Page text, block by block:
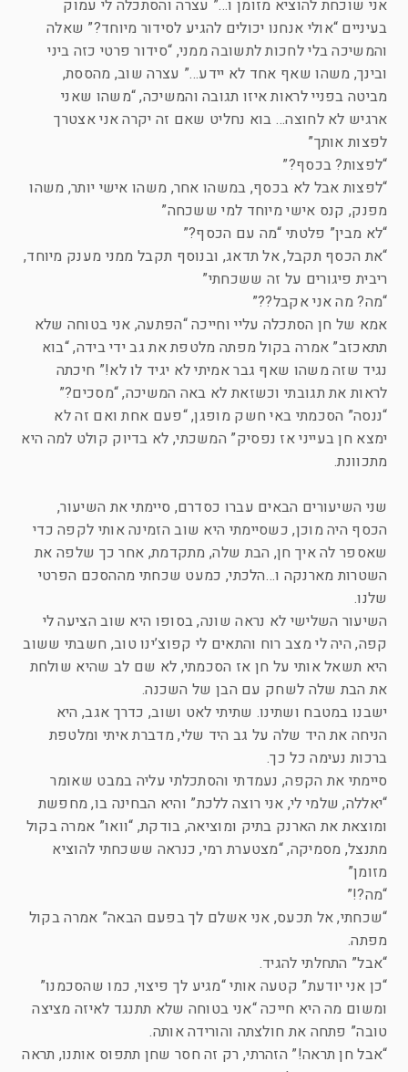
אני שוכחת להוציא מזומן ו…” עצרה והסתכלה לי עמוק
בעיניים “אולי אנחנו יכולים להגיע לסידור מיוחד?” שאלה
והמשיכה בלי לחכות לתשובה ממני, “סידור פרטי כזה ביני
ובינך, משהו שאף אחד לא יידע…” עצרה שוב, מהססת,
מביטה בפניי לראות איזו תגובה והמשיכה, “משהו שאני
ארגיש לא לחוצה… בוא נחליט שאם זה יקרה אני אצטרך
לפצות אותך”
“לפצות? בכסף?”
“לפצות אבל לא בכסף, במשהו אחר, משהו אישי יותר, משהו
מפנק, קנס אישי מיוחד למי ששכחה”
“לא מבין” פלטתי “מה עם הכסף?”
“את הכסף תקבל, אל תדאג, ובנוסף תקבל ממני מענק מיוחד,
ריבית פיגורים על זה ששכחתי”
“מה? מה אני אקבל??”
אמא של חן הסתכלה עליי וחייכה “הפתעה, אני בטוחה שלא
תתאכזב” אמרה בקול מפתה מלטפת את גב ידי בידה, “בוא
נגיד שזה משהו שאף גבר אמיתי לא יגיד לו לא!” חיכתה
לראות את תגובתי וכשזאת לא באה המשיכה, “מסכים?”
“ננסה” הסכמתי באי חשק מופגן, “פעם אחת ואם זה לא
ימצא חן בעייני אז נפסיק” המשכתי, לא בדיוק קולט למה היא
מתכוונת.
שני השיעורים הבאים עברו כסדרם, סיימתי את השיעור,
הכסף היה מוכן, כשסיימתי היא שוב הזמינה אותי לקפה כדי
שאספר לה איך חן, הבת שלה, מתקדמת, אחר כך שלפה את
השטרות מארנקה ו…הלכתי, כמעט שכחתי מההסכם הפרטי
שלנו.
השיעור השלישי לא נראה שונה, בסופו היא שוב הציעה לי
קפה, היה לי מצב רוח והתאים לי קפוצ’ינו טוב, חשבתי ששוב
היא תשאל אותי על חן אז הסכמתי, לא שם לב שהיא שולחת
את הבת שלה לשחק עם הבן של השכנה.
ישבנו במטבח ושתינו. שתיתי לאט ושוב, כדרך אגב, היא
הניחה את היד שלה על גב היד שלי, מדברת איתי ומלטפת
ברכות נעימה כל כך.
סיימתי את הקפה, נעמדתי והסתכלתי עליה במבט שאומר
“יאללה, שלמי לי, אני רוצה ללכת” והיא הבחינה בו, מחפשת
ומוצאת את הארנק בתיק ומוציאה, בודקת, “וואו” אמרה בקול
מתנצל, מסמיקה, “מצטערת רמי, כנראה ששכחתי להוציא
מזומן”
“מה?!”
“שכחתי, אל תכעס, אני אשלם לך בפעם הבאה” אמרה בקול
מפתה.
“אבל” התחלתי להגיד.
“כן אני יודעת” קטעה אותי “מגיע לך פיצוי, כמו שהסכמנו”
ומשום מה היא חייכה “אני בטוחה שלא תתנגד לאיזה מציצה
טובה” פתחה את חולצתה והורידה אותה.
“אבל חן תראה!” הזהרתי, רק זה חסר שחן תתפוס אותנו, תראה